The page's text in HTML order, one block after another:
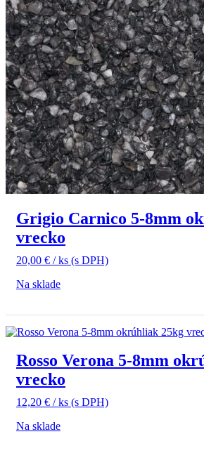
Grigio Carnico 5-8mm
vrecko
20,00 € / ks (s DPH)
Na sklade
Rosso Verona 5-8mm
vrecko
12,20 € / ks (s DPH)
Na sklade